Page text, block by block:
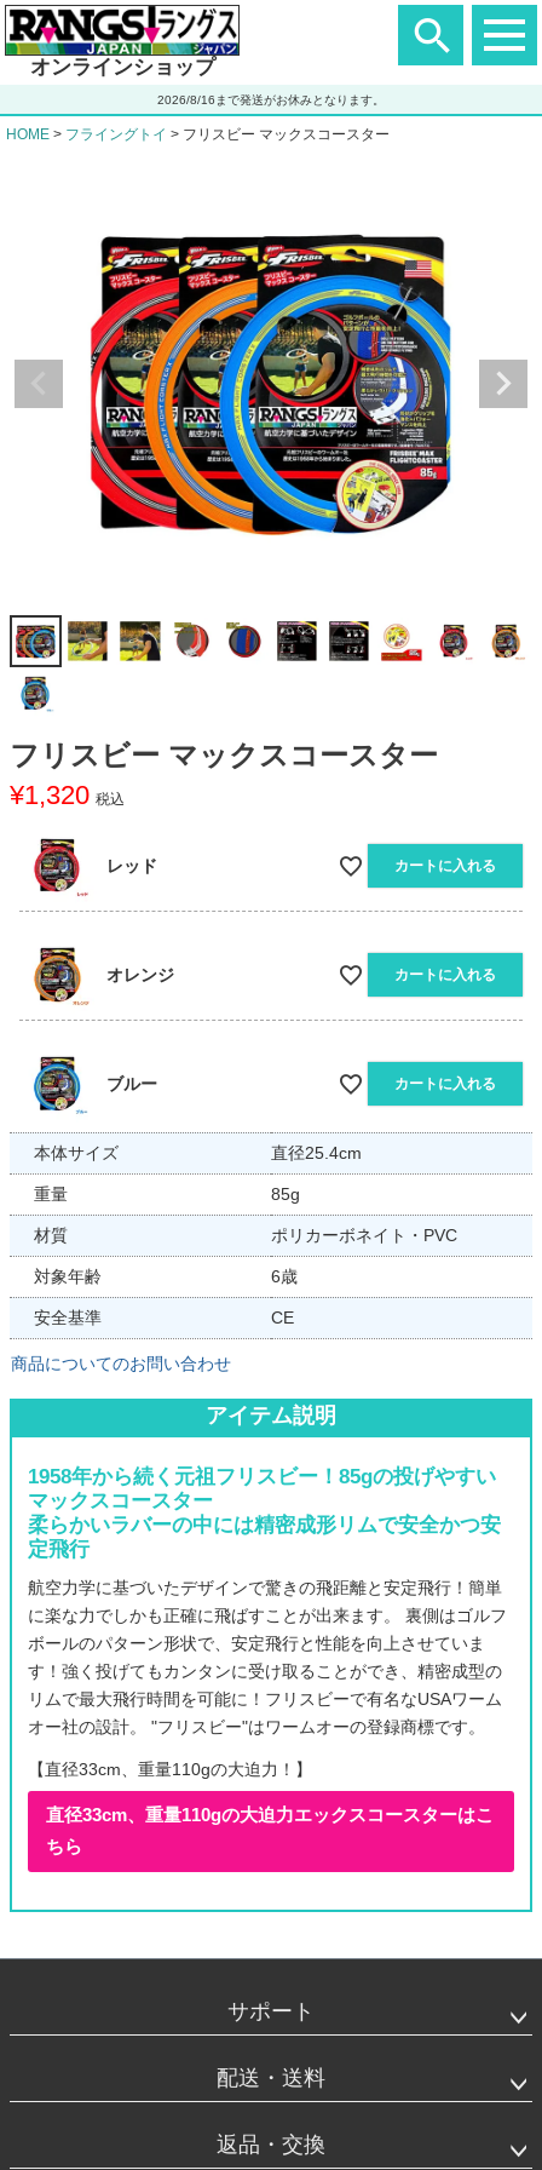
ヘ
ダ
エ
ア
オンラインショップ
2026/8/16まで発送がお休みとなります。
HOME フライングトイ フリスビー マックスコースター
アイテム説明
1958年から続く元祖フリスビー！85gの投げやすい
マックスコースター
柔らかいラバーの中には精密成形リムで安全かつ安
定飛行
航空力学に基づいたデザインで驚きの飛距離と安定飛行！簡単
に楽な力でしかも正確に飛ばすことが出来ます。 裏側はゴルフ
ボールのパターン形状で、安定飛行と性能を向上させていま
す！強く投げてもカンタンに受け取ることができ、精密成型の
リムで最大飛行時間を可能に！フリスビーで有名なUSAワーム
オー社の設計。 "フリスビー"はワームオーの登録商標です。
【直径33cm、重量110gの大迫力！】
直径33cm、重量110gの大迫力エックスコースターはこ
ちら
フリスビー マックスコースター
¥1,320 税込
レッド カートに入れる
オレンジ カートに入れる
ブルー カートに入れる
本体サイズ 直径25.4cm
重量 85g
材質 ポリカーボネイト・PVC
対象年齢 6歳
安全基準 CE
商品についてのお問い合わせ
サポート
配送・送料
返品・交換